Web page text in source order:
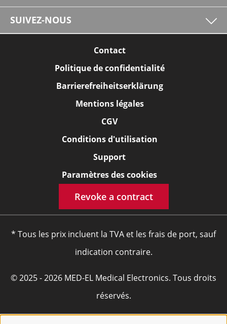
SUIVEZ-NOUS
Contact
Politique de confidentialité
Barrierefreiheitserklärung
Mentions légales
CGV
Conditions d'utilisation
Support
Paramètres des cookies
Revoke a contract
* Tous les prix incluent la TVA et les frais de port, sauf
indication contraire.
© 2025 - 2026 MED-EL Medical Electronics. Tous droits
réservés.